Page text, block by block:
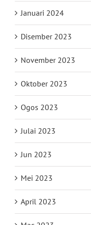
Januari 2024
Disember 2023
November 2023
Oktober 2023
Ogos 2023
Julai 2023
Jun 2023
Mei 2023
April 2023